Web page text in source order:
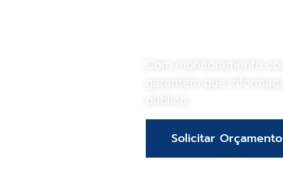
Solicitar Orçamento